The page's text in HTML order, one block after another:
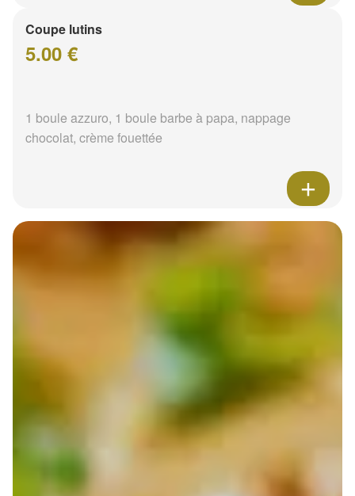
Coupe lutins
5.00 €
1 boule azzuro, 1 boule barbe à papa, nappage
chocolat, crème fouettée